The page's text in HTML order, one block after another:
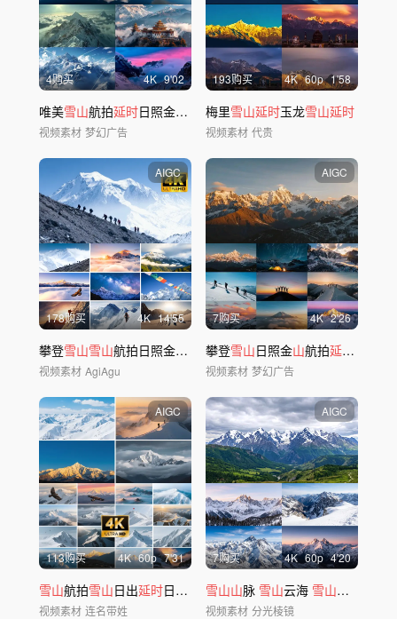
4购买 4K 9'02
唯美雪山航拍延时日照金山 日出云海风景ai
视频素材 梦幻广告
193购买 4K 60p 1'58
梅里雪山延时玉龙雪山延时
视频素材 代贵
AIGC
178购买 4K 14'55
攀登雪山雪山航拍日照金山 西藏川西延时山河
视频素材 AgiAgu
AIGC
7购买 4K 2'26
攀登雪山日照金山航拍延时
视频素材 梦幻广告
AIGC
113购买 4K 60p 7'31
雪山航拍雪山日出延时日照金 山云雾
视频素材 连名带姓
AIGC
7购买 4K 60p 4'20
雪山山脉 雪山云海 雪山风景 冰川
视频素材 分光棱镜